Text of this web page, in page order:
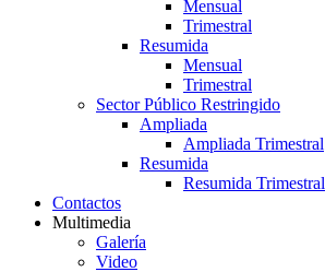
Mensual
Trimestral
Resumida
Mensual
Trimestral
Sector Público Restringido
Ampliada
Ampliada Trimestral
Resumida
Resumida Trimestral
Contactos
Multimedia
Galería
Video